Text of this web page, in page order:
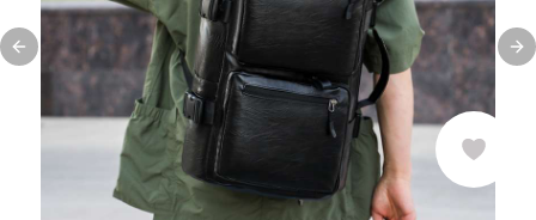
Previous slide